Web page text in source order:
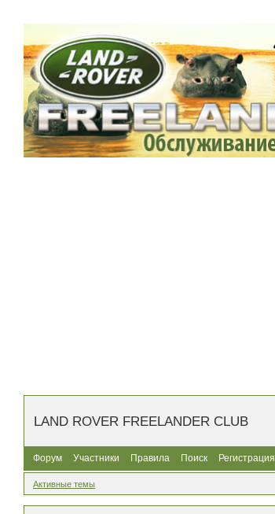
LAND ROVER FREELANDER CLUB
Форум Участники Правила Поиск Регистрация
Активные темы